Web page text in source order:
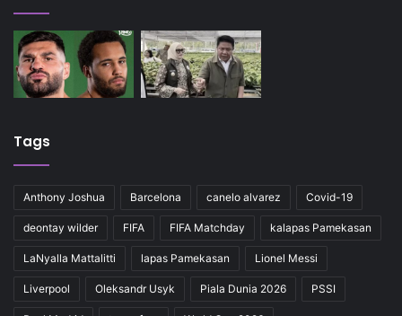
Tags
Anthony Joshua Barcelona canelo alvarez Covid-19
deontay wilder FIFA FIFA Matchday kalapas Pamekasan
LaNyalla Mattalitti lapas Pamekasan Lionel Messi
Liverpool Oleksandr Usyk Piala Dunia 2026 PSSI